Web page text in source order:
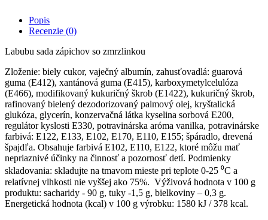
Popis
Recenzie (0)
Labubu sada zápichov so zmrzlinkou
Zloženie: biely cukor, vaječný albumín, zahusťovadlá: guarová
guma (E412), xantánová guma (E415), karboxymetylcelulóza
(E466), modifikovaný kukuričný škrob (E1422), kukuričný škrob,
rafinovaný bielený dezodorizovaný palmový olej, kryštalická
glukóza, glycerín, konzervačná látka kyselina sorbová E200,
regulátor kyslosti E330, potravinárska aróma vanilka, potravinárske
farbivá: Е122, Е133, Е102, Е170, Е110, Е155; špáradlo, drevená
špajdľa. Obsahuje farbivá Е102, Е110, Е122, ktoré môžu mať
nepriaznivé účinky na činnosť a pozornosť detí. Podmienky
skladovania: skladujte na tmavom mieste pri teplote 0-25 ⁰С a
relatívnej vlhkosti nie vyššej ako 75%. Výživová hodnota v 100 g
produktu: sacharidy - 90 g, tuky -1,5 g, bielkoviny – 0,3 g.
Energetická hodnota (kcal) v 100 g výrobku: 1580 kJ / 378 kcal.